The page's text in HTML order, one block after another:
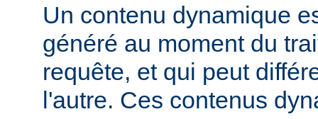
Un contenu dynamique
généré au moment du
requête, et qui peut
l'autre. Ces contenus